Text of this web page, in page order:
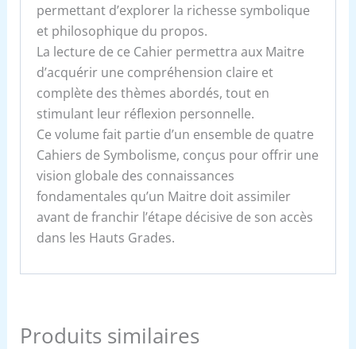
permettant d’explorer la richesse symbolique
et philosophique du propos.
La lecture de ce Cahier permettra aux Maitre
d’acquérir une compréhension claire et
complète des thèmes abordés, tout en
stimulant leur réflexion personnelle.
Ce volume fait partie d’un ensemble de quatre
Cahiers de Symbolisme, conçus pour offrir une
vision globale des connaissances
fondamentales qu’un Maitre doit assimiler
avant de franchir l’étape décisive de son accès
dans les Hauts Grades.
Produits similaires